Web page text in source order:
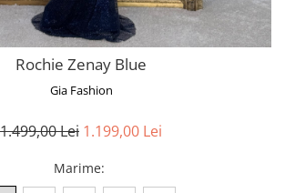
Rochie Zenay Blue
Gia Fashion
1.499,00 Lei 1.199,00 Lei
Marime: